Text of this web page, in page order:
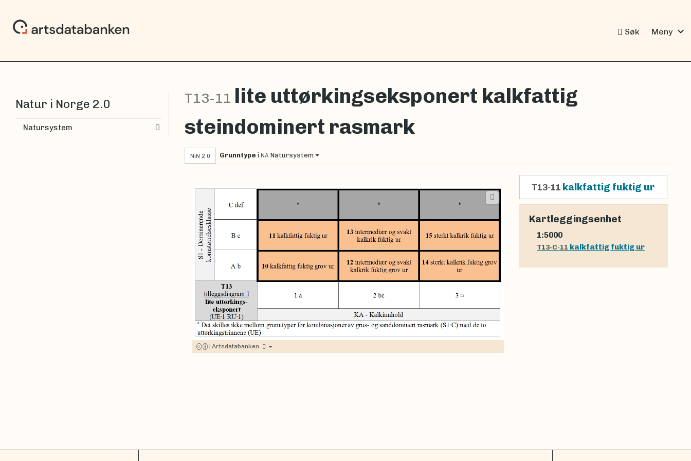
Søk Meny expand_more
T13-11 lite uttørkingseksponert kalkfattig
steindominert rasmark
NiN 2.0 Grunntype i NA Natursystem
| Artsdatabanken
T13-11 kalkfattig fuktig ur
Kartleggingsenhet
1:5000
T13-C-11 kalkfattig fuktig ur
Natur i Norge 2.0
Natursystem